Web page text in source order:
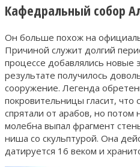
Кафедральный собор
Он больше похож на
Причиной служит долгий
процессе добавлялись новые
результате получилось
сооружение. Легенда
покровительницы гласит,
спрятали от арабов, но потом
молебна выпал фрагмент
ниша со скульптурой. Она
датируется 16 веком и